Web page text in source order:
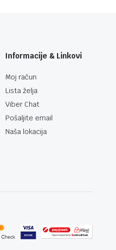
Informacije & Linkovi
Moj račun
Lista želja
Viber Chat
Pošaljite email
Naša lokacija